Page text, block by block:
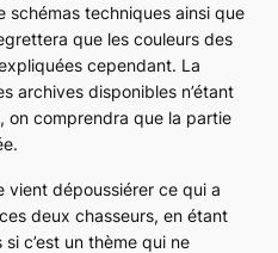
schémas techniques ainsi que
que les couleurs des
cependant. La
archives disponibles n’étant
on comprendra que la partie
vient dépoussiérer ce qui a
deux chasseurs, en étant
c’est un thème qui ne